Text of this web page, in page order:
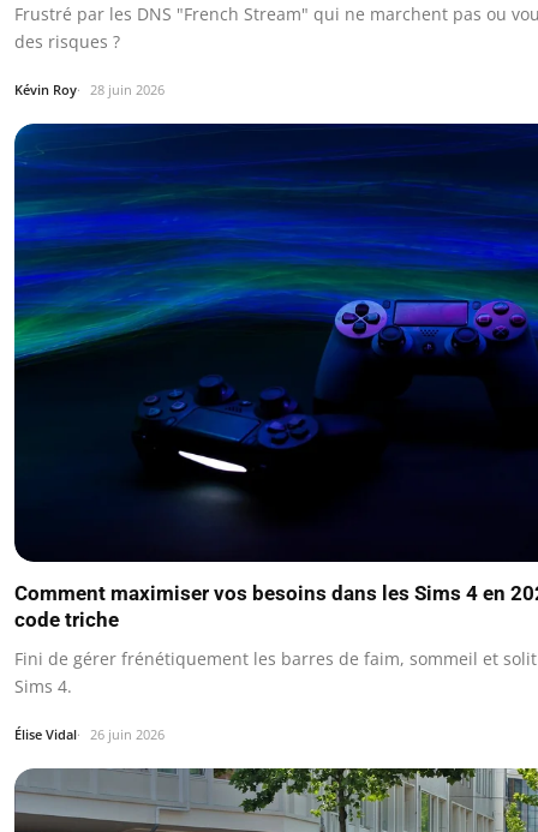
Frustré par les DNS "French Stream" qui ne marchent pas ou
des risques ?
Kévin Roy 28 juin 2026
Comment maximiser vos besoins dans les Sims 4 en
code triche
Fini de gérer frénétiquement les barres de faim, sommeil et
Sims 4.
Élise Vidal 26 juin 2026